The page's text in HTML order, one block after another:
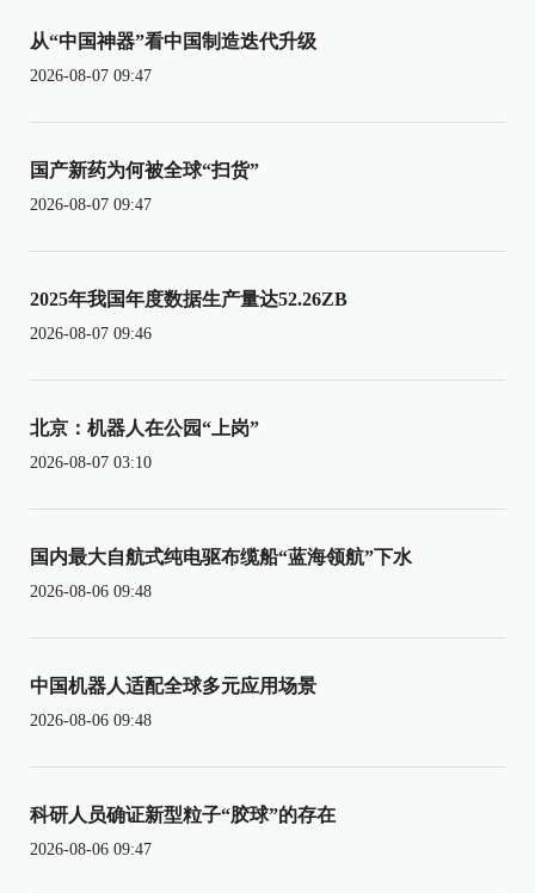
从“中国神器”看中国制造迭代升级
2026-08-07 09:47
国产新药为何被全球“扫货”
2026-08-07 09:47
2025年我国年度数据生产量达52.26ZB
2026-08-07 09:46
北京：机器人在公园“上岗”
2026-08-07 03:10
国内最大自航式纯电驱布缆船“蓝海领航”下水
2026-08-06 09:48
中国机器人适配全球多元应用场景
2026-08-06 09:48
科研人员确证新型粒子“胶球”的存在
2026-08-06 09:47